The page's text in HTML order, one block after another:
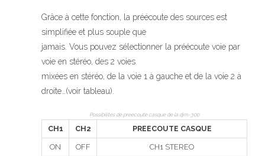
Grâce à cette fonction, la préécoute des sources est
simplifiée et plus souple que
jamais. Vous pouvez sélectionner la préécoute voie par
voie en stéréo, des 2 voies
mixées en stéréo, de la voie 1 à gauche et de la voie 2 à
droite…(voir tableau).
Possibilites de preecoute casque de la djm-300
CH1 CH2 PREECOUTE CASQUE
ON OFF CH1 STEREO